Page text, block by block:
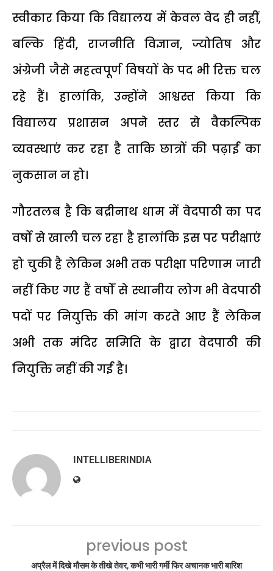
स्वीकार किया कि विद्यालय में केवल वेद ही नहीं,
बल्कि हिंदी, राजनीति विज्ञान, ज्योतिष और
अंग्रेजी जैसे महत्वपूर्ण विषयों के पद भी रिक्त चल
रहे हैं। हालांकि, उन्होंने आश्वस्त किया कि
विद्यालय प्रशासन अपने स्तर से वैकल्पिक
व्यवस्थाएं कर रहा है ताकि छात्रों की पढ़ाई का
नुकसान न हो।
गौरतलब है कि बद्रीनाथ धाम में वेदपाठी का पद
वर्षो से खाली चल रहा है हालांकि इस पर परीक्षाएं
हो चुकी है लेकिन अभी तक परीक्षा परिणाम जारी
नहीं किए गए हैं वर्षों से स्थानीय लोग भी वेदपाठी
पदों पर नियुक्ति की मांग करते आए हैं लेकिन
अभी तक मंदिर समिति के द्वारा वेदपाठी की
नियुक्ति नहीं की गई है।
INTELLIBERINDIA
previous post
अप्रैल में दिखे मौसम के तीखे तेवर, कभी भारी गर्मी फिर अचानक भारी बारिश